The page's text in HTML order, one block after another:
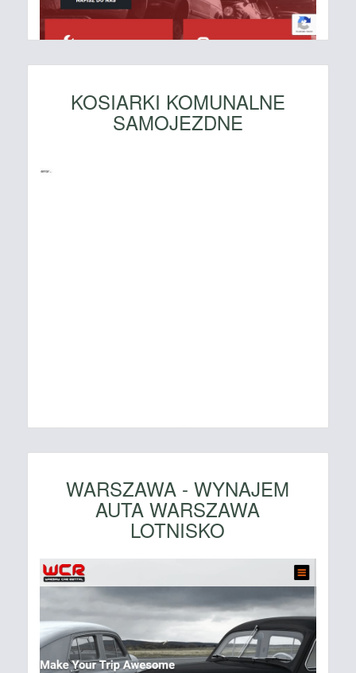
KOSIARKI KOMUNALNE
SAMOJEZDNE
WARSZAWA - WYNAJEM
AUTA WARSZAWA
LOTNISKO